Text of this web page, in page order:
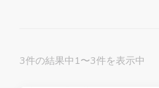
3件の結果中1〜3件を表示中